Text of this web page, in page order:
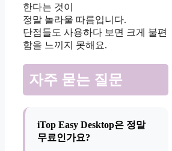
한다는 것이
정말 놀라울 따름입니다.
단점들도 사용하다 보면 크게 불편
함을 느끼지 못해요.
자주 묻는 질문
iTop Easy Desktop은 정말
무료인가요?